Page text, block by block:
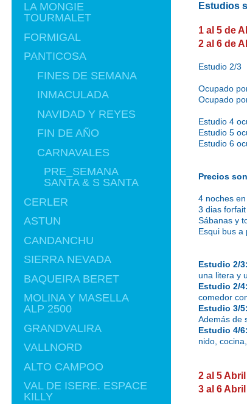
Estudios
1 al 5 de
2 al 6 de
Estudio 2/3
Ocupado
Ocupado
Estudio 4
Estudio 5
Estudio 6
Precios
4 noches
3 dias
Sábanas y
Esqui bus a
Estudio 2/3:
una litera y
Estudio 2/4:
comedor
Estudio 3/5:
Además de
Estudio 4/6:
nido,
2 al 5 Abril
3 al 6 Abril
LA MONGIE
TOURMALET
FORMIGAL
PANTICOSA
FINES DE SEMANA
INMACULADA
NAVIDAD Y REYES
FIN DE AÑO
CARNAVALES
PRE_SEMANA
SANTA & S SANTA
CERLER
ASTUN
CANDANCHU
SIERRA NEVADA
BAQUEIRA BERET
MOLINA Y MASELLA
ALP 2500
GRANDVALIRA
VALLNORD
ALTO CAMPOO
VAL DE ISERE. ESPACE
KILLY